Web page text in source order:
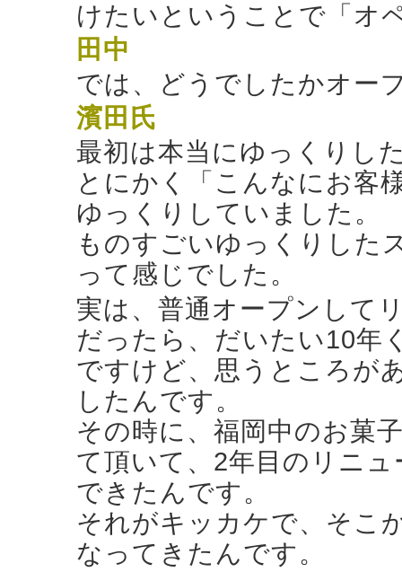
けたいということで「オ
田中
では、どうでしたかオー
濱田氏
最初は本当にゆっくりし
とにかく「こんなにお客
ゆっくりしていました。
ものすごいゆっくりした
って感じでした。
実は、普通オープンして
だったら、だいたい10年
ですけど、思うところが
したんです。
その時に、福岡中のお菓
て頂いて、2年目のリニ
できたんです。
それがキッカケで、そこ
なってきたんです。